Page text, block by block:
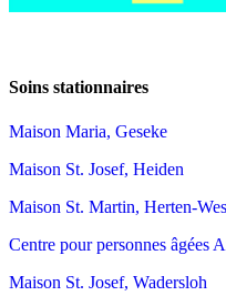
Soins stationnaires
Maison Maria, Geseke
Maison St. Josef, Heiden
Maison St. Martin, Herten-
Centre pour personnes âgées
Maison St. Josef, Wadersloh